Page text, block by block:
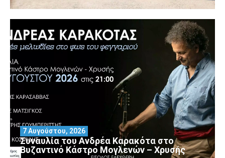
Συναυλία του Ανδρέα Καρακότα στο
Βυζαντινό Κάστρο Μογλενών – Χρυσής
7 Αυγούστου, 2026